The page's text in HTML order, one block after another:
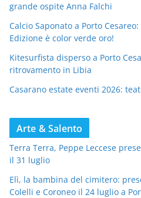
grande ospite Anna Falchi
Calcio Saponato a Porto
Edizione è color verde oro!
Kitesurfista disperso a Porto
ritrovamento in Libia
Casarano estate eventi 2026:
Arte & Salento
Terra Terra, Peppe Leccese
il 31 luglio
Elì, la bambina del cimitero:
Colelli e Coroneo il 24 luglio a